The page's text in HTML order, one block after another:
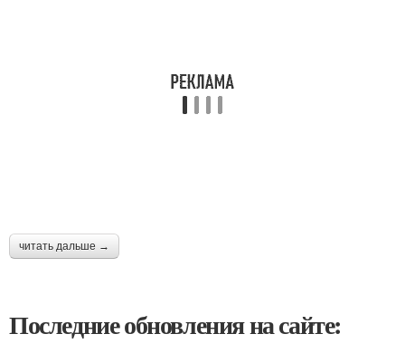
читать дальше →
Последние обновления на сайте: